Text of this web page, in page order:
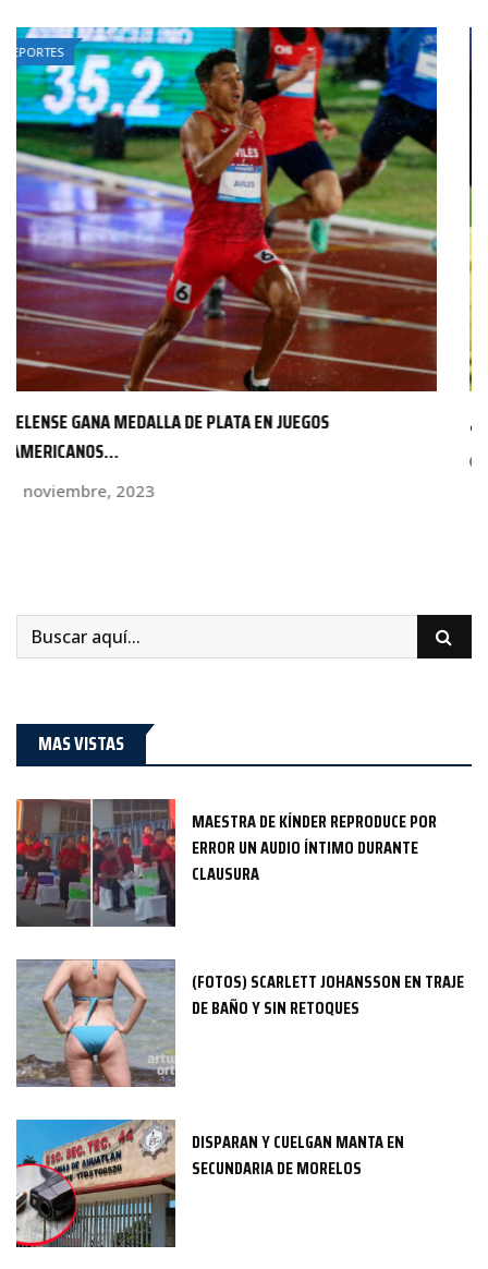
DEPORTES
¿ZENDEJAS SERÁ OPERADO DE LA NARIZ?
10 abril, 2023
MAS VISTAS
MAESTRA DE KÍNDER REPRODUCE POR
ERROR UN AUDIO ÍNTIMO DURANTE
CLAUSURA
(FOTOS) SCARLETT JOHANSSON EN TRAJE
DE BAÑO Y SIN RETOQUES
DISPARAN Y CUELGAN MANTA EN
SECUNDARIA DE MORELOS